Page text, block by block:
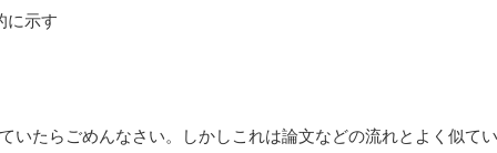
に示す
いたらごめんなさい。しかしこれは論文などの流れとよく似て